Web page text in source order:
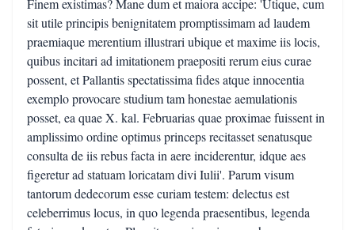
Finem existimas? Mane dum et maiora accipe: 'Utique, cum
sit utile principis benignitatem promptissimam ad laudem
praemiaque merentium illustrari ubique et maxime iis locis,
quibus incitari ad imitationem praepositi rerum eius curae
possent, et Pallantis spectatissima fides atque innocentia
exemplo provocare studium tam honestae aemulationis
posset, ea quae X. kal. Februarias quae proximae fuissent in
amplissimo ordine optimus princeps recitasset senatusque
consulta de iis rebus facta in aere inciderentur, idque aes
figeretur ad statuam loricatam divi Iulii'. Parum visum
tantorum dedecorum esse curiam testem: delectus est
celeberrimus locus, in quo legenda praesentibus, legenda